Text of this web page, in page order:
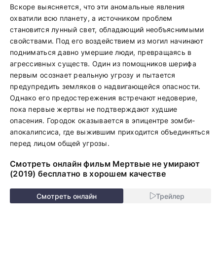
Вскоре выясняется, что эти аномальные явления
охватили всю планету, а источником проблем
становится лунный свет, обладающий необъяснимыми
свойствами. Под его воздействием из могил начинают
подниматься давно умершие люди, превращаясь в
агрессивных существ. Один из помощников шерифа
первым осознает реальную угрозу и пытается
предупредить земляков о надвигающейся опасности.
Однако его предостережения встречают недоверие,
пока первые жертвы не подтверждают худшие
опасения. Городок оказывается в эпицентре зомби-
апокалипсиса, где выжившим приходится объединяться
перед лицом общей угрозы.
Смотреть онлайн фильм Мертвые не умирают
(2019) бесплатно в хорошем качестве
Смотреть онлайн Трейлер